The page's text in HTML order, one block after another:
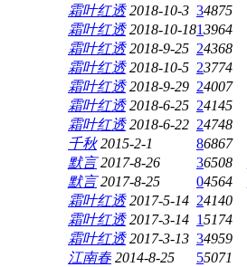
霜叶红透 2018-10-3 34875
霜叶红透 2018-10-1813964
霜叶红透 2018-9-25 24368
霜叶红透 2018-10-5 23774
霜叶红透 2018-9-29 24007
霜叶红透 2018-6-25 24145
霜叶红透 2018-6-22 24748
千秋 2015-2-1 86867
默言 2017-8-26 36508
默言 2017-8-25 04564
霜叶红透 2017-5-14 24140
霜叶红透 2017-3-14 15174
霜叶红透 2017-3-13 34959
江南春 2014-8-25 55071